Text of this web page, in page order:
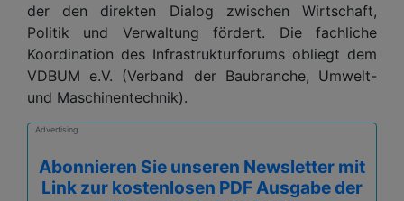
der den direkten Dialog zwischen Wirtschaft,
Politik und Verwaltung fördert. Die fachliche
Koordination des Infrastrukturforums obliegt dem
VDBUM e.V. (Verband der Baubranche, Umwelt-
und Maschinentechnik).
Advertising
Abonnieren Sie unseren Newsletter mit
Link zur kostenlosen PDF Ausgabe der